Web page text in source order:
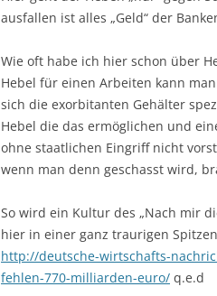
ausfallen ist alles „Geld“ der
Wie oft habe ich hier schon über
Hebel für einen Arbeiten kann
sich die exorbitanten Gehälter
Hebel die das ermöglichen und
ohne staatlichen Eingriff nicht
wenn man denn geschasst wird,
So wird ein Kultur des „Nach mir
hier in einer ganz traurigen
http://deutsche-wirtschafts-
fehlen-770-milliarden-euro/ q.e.d